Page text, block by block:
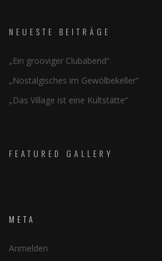
NEUESTE BEITRÄGE
„Ein grooviger Clubabend“
„Nostalgisches im Gewölbekeller“
„Das Village ist eine Kultstätte“
FEATURED GALLERY
META
Anmelden